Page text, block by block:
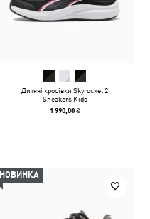
Дитячі кросівки Skyrocket 2
Sneakers Kids
1 990,00 ₴
НОВИНКА